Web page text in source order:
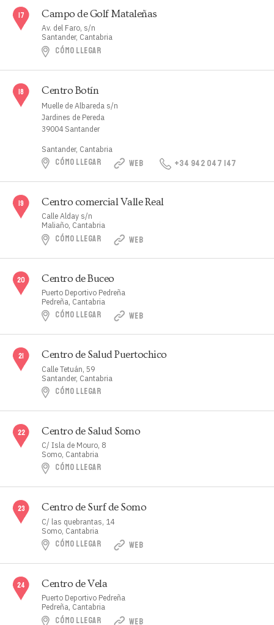
Campo de Golf Mataleñas
Av. del Faro, s/n
Santander, Cantabria
CÓMO LLEGAR
Centro Botín
Muelle de Albareda s/n
Jardines de Pereda
39004 Santander
Santander, Cantabria
CÓMO LLEGAR WEB +34 942 047 147
Centro comercial Valle Real
Calle Alday s/n
Maliaño, Cantabria
CÓMO LLEGAR WEB
Centro de Buceo
Puerto Deportivo Pedreña
Pedreña, Cantabria
CÓMO LLEGAR WEB
Centro de Salud Puertochico
Calle Tetuán, 59
Santander, Cantabria
CÓMO LLEGAR
Centro de Salud Somo
C/ Isla de Mouro, 8
Somo, Cantabria
CÓMO LLEGAR
Centro de Surf de Somo
C/ las quebrantas, 14
Somo, Cantabria
CÓMO LLEGAR WEB
Centro de Vela
Puerto Deportivo Pedreña
Pedreña, Cantabria
CÓMO LLEGAR WEB